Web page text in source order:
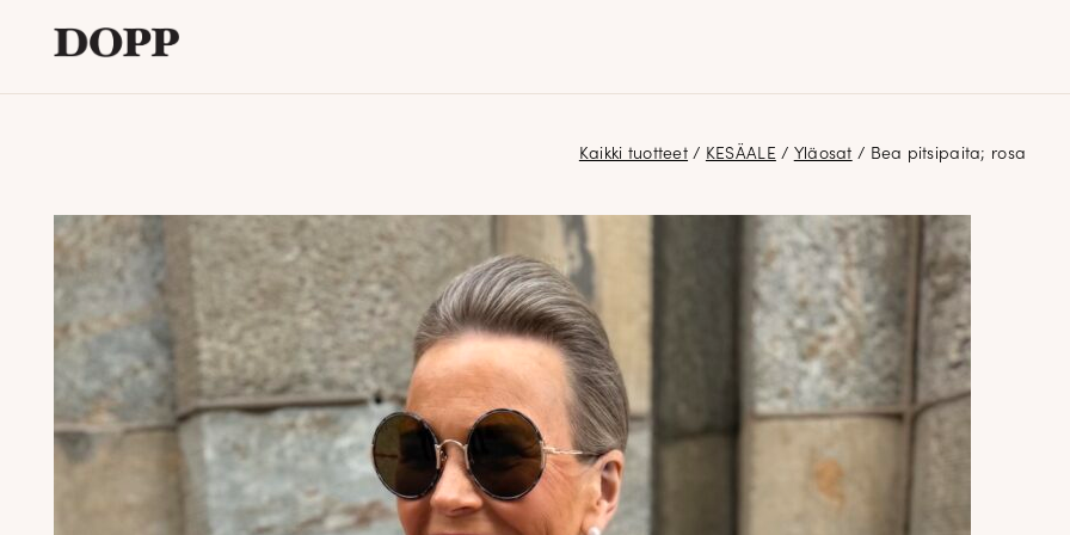
Tyyliblogi
Avaa
alavalikko
Yhteystiedot
Kaikki tuotteet / KESÄALE / Yläosat / Bea pitsipaita; rosa